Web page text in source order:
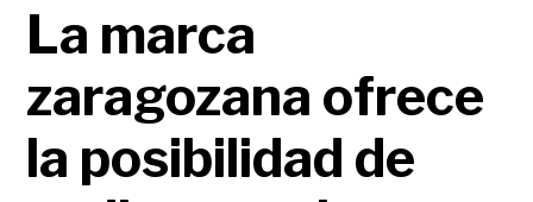
La marca
zaragozana ofrece
la posibilidad de